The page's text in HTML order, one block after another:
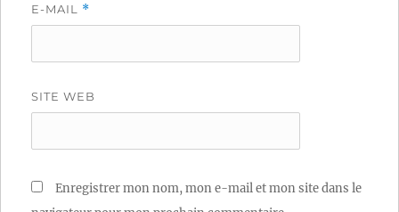
E-MAIL *
SITE WEB
Enregistrer mon nom, mon e-mail et mon site dans le